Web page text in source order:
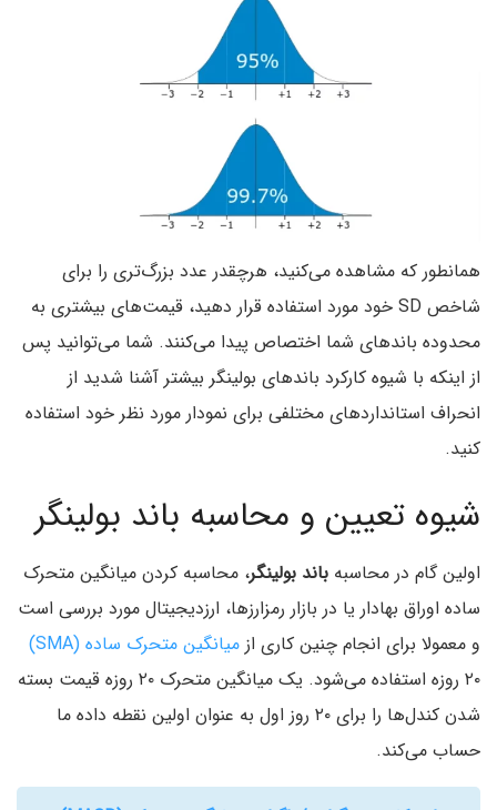
همانطور که مشاهده می‌کنید‌، هرچقدر عدد بزرگ‌تری را برای
شاخص SD خود مورد استفاده قرار دهید‌، قیمت‌های بیشتری به
محدوده‌ باند‌های شما اختصاص پیدا می‌کنند. شما می‌توانید پس
از اینکه با شیوه کارکرد باند‌های بولینگر بیشتر آشنا شدید از
انحراف استاندارد‌های مختلفی برای نمودار مورد نظر خود استفاده
کنید.
شیوه تعیین و محاسبه باند بولینگر
اولین گام در محاسبه باند بولینگر‌، محاسبه کردن میانگین متحرک
ساده اوراق بهادار یا در بازار رمزارزها، ارزدیجیتال مورد بررسی است
و معمولا برای انجام چنین کاری از میانگین متحرک ساده (SMA‌)
۲۰ روزه استفاده می‌شود. یک میانگین متحرک ۲۰ روزه قیمت بسته
شدن کندل‌ها را برای ۲۰ روز اول به عنوان اولین نقطه داده ما
حساب می‌کند.